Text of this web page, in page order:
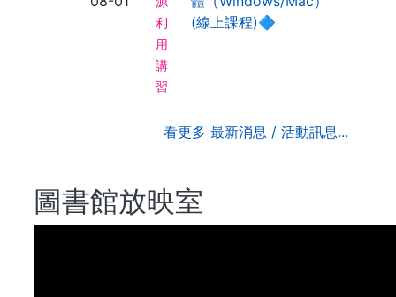
利
用
講
習
(線上課程)🔷
看更多 最新消息 / 活動訊息...
圖書館放映室